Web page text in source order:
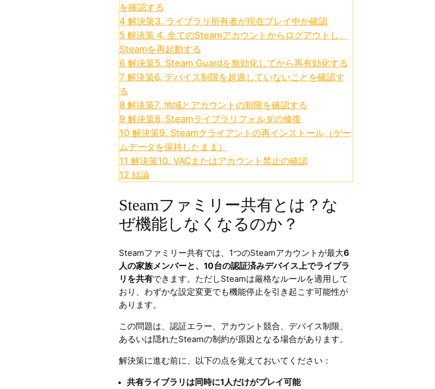
を確認する
4 解決策3. ライブラリ所有者が現在プレイ中か確認
5 解決策 4. 全てのSteamアカウントからログアウトし、
Steamを再起動する
6 解決策5. Steam Guardを無効化してから再有効化する
7 解決策6. デバイス制限を超過していないことを確認す
る
8 解決策7. 地域とアカウントの制限を確認する
9 解決策8. Steamライブラリフォルダの修復
10 解決策9. Steamクライアントの再インストール（ゲー
ムデータを保持したまま）
11 解決策10. VACまたはアカウント禁止の確認
12 結論
Steamファミリー共有とは？な
ぜ機能しなくなるのか？
Steamファミリー共有では、1つのSteamアカウントが最大6
人の家族メンバーと、10台の認証済みデバイス上でライブラ
リを共有できます。ただしSteamは厳格なルールを適用して
おり、わずかな設定変更でも機能停止を引き起こす可能性が
あります。
この問題は、認証エラー、アカウント競合、デバイス制限、
あるいは隠れたSteamの制約が原因となる場合があります。
解決策に進む前に、以下の点を覚えておいてください：
共有ライブラリは同時に1人だけがプレイ可能